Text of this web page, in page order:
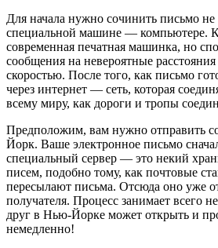
Для начала нужно сочинить письмо не
специальной машине — компьютере.
современная печатная машинка, но
сообщения на невероятные
скоростью. После того, как письмо
через интернет — сеть, которая
всему миру, как дороги и тропы
Предположим, вам нужно отправить
Йорк. Ваше электронное письмо
специальный сервер — это некий
писем, подобно тому, как почтовые
пересылают письма. Отсюда оно уже
получателя. Процесс занимает всего
друг в Нью-Йорке может открыть и
немедленно!